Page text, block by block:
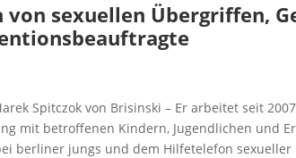
von sexuellen Übergriffen,
Spitczok von Brisinski – Er arbeitet seit
mit betroffenen Kindern, Jugendlichen und
berliner jungs und dem Hilfetelefon